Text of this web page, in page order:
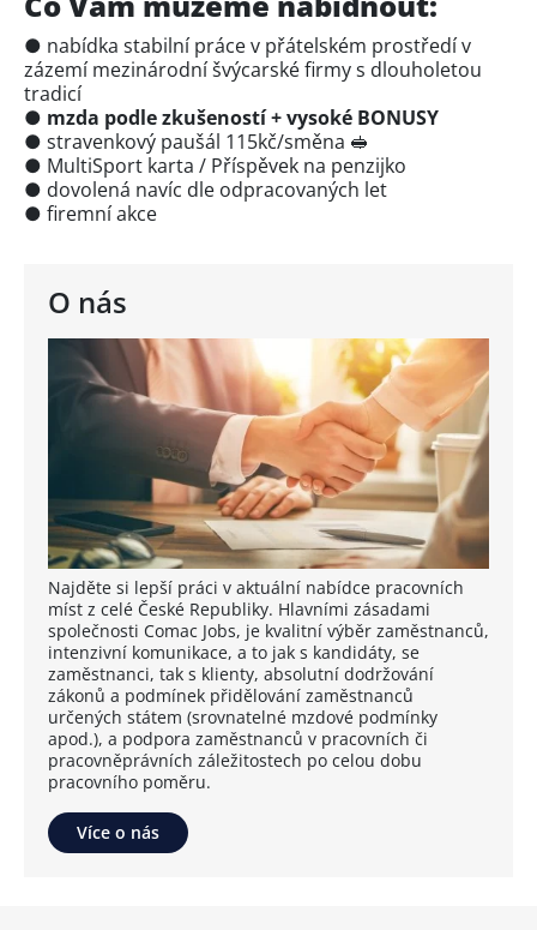
O nás
Najděte si lepší práci v aktuální nabídce pracovních
míst z celé České Republiky. Hlavními zásadami
společnosti Comac Jobs, je kvalitní výběr zaměstnanců,
intenzivní komunikace, a to jak s kandidáty, se
zaměstnanci, tak s klienty, absolutní dodržování
zákonů a podmínek přidělování zaměstnanců
určených státem (srovnatelné mzdové podmínky
apod.), a podpora zaměstnanců v pracovních či
pracovněprávních záležitostech po celou dobu
pracovního poměru.
Více o nás
● nabídka stabilní práce v přátelském prostředí v
zázemí mezinárodní švýcarské firmy s dlouholetou
tradicí
● mzda podle zkušeností + vysoké BONUSY
● stravenkový paušál 115kč/směna 🥪
● MultiSport karta / Příspěvek na penzijko
● dovolená navíc dle odpracovaných let
● firemní akce